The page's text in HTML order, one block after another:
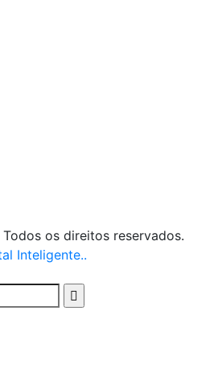
os direitos reservados.
Inteligente..